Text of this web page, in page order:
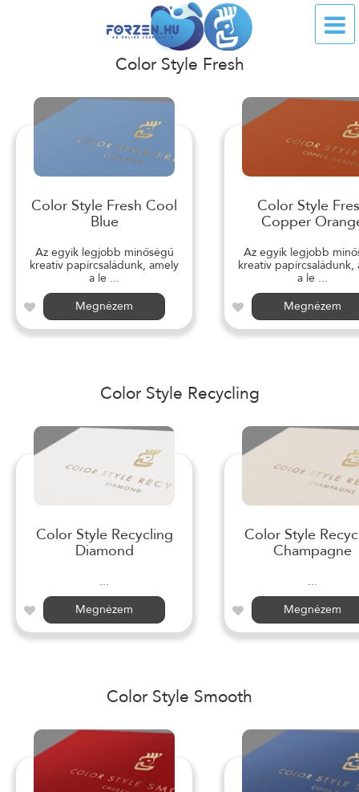
Color Style Fresh
Color Style Fresh Cool
Blue
Az egyik legjobb minőségű
kreatív papírcsaládunk, amely
a le ...
Megnézem
Color Style
Copper
Az egyik legjobb
kreatív papírcsaládunk,
a le ...
Megnézem
Color Style Recycling
Color Style Recycling
Diamond
...
Megnézem
Color Style
Champagne
...
Megnézem
Color Style Smooth